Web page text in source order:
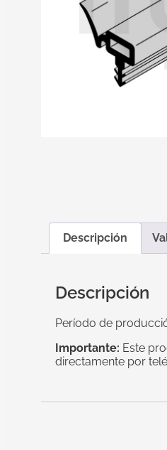
Descripción
Descripción
Período de
Importante: Este
directamente por